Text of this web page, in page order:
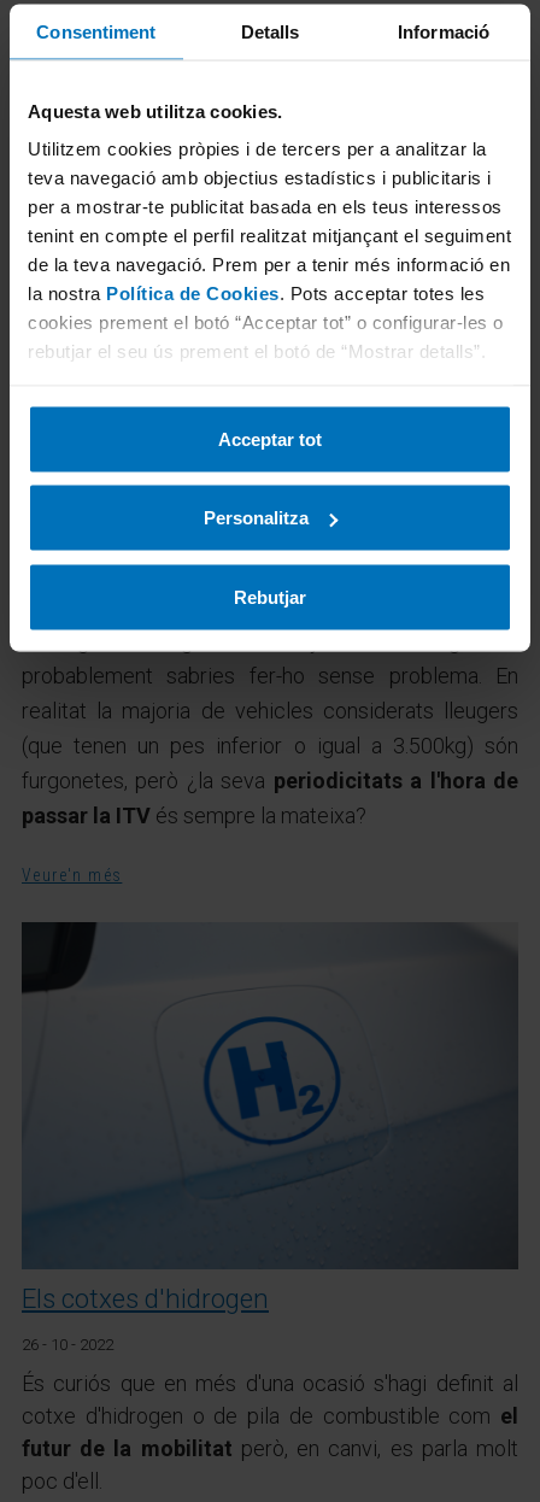
Consentiment Detalls Informació
Aquesta web utilitza cookies.
Utilitzem cookies pròpies i de tercers per a analitzar la
teva navegació amb objectius estadístics i publicitaris i
per a mostrar-te publicitat basada en els teus interessos
tenint en compte el perfil realitzat mitjançant el seguiment
de la teva navegació. Prem per a tenir més informació en
la nostra Política de Cookies. Pots acceptar totes les
cookies prement el botó “Acceptar tot” o configurar-les o
rebutjar el seu ús prement el botó de “Mostrar detalls”.
Acceptar tot
Personalitza
Rebutjar
La ITV de les furgonetes
probablement sabries fer-ho sense problema. En
realitat la majoria de vehicles considerats lleugers
(que tenen un pes inferior o igual a 3.500kg) són
furgonetes, però ¿la seva periodicitats a l'hora de
passar la ITV és sempre la mateixa?
Veure'n més
Els cotxes d'hidrogen
26 - 10 - 2022
És curiós que en més d'una ocasió s'hagi definit al
cotxe d'hidrogen o de pila de combustible com el
futur de la mobilitat però, en canvi, es parla molt
poc d'ell.